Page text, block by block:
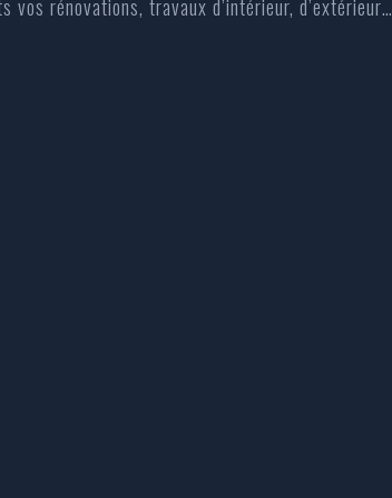
rénovations, travaux d’intérieur, d’extérieur…